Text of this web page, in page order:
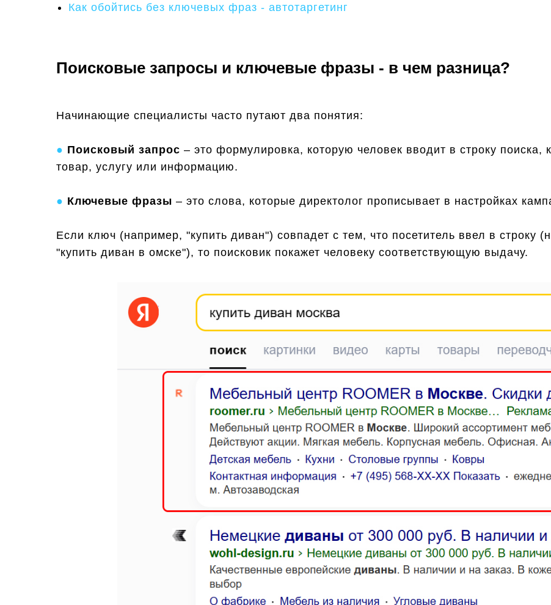
Как обойтись без ключевых фраз - автотаргетинг
Поисковые запросы и ключевые фразы - в чем разница?
Начинающие специалисты часто путают два понятия:
● Поисковый запрос – это формулировка, которую человек вводит в строку поиска,
товар, услугу или информацию.
● Ключевые фразы – это слова, которые директолог прописывает в настройках
Если ключ (например, "купить диван") совпадет с тем, что посетитель ввел в строку
"купить диван в омске"), то поисковик покажет человеку соответствующую выдачу.